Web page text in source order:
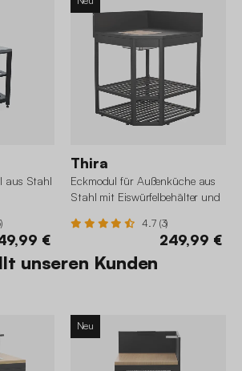
aus Stahl
€
Thira
Eckmodul für Außenküche aus
Stahl mit Eiswürfelbehälter und
4.7 (3)
249,99 €
unseren Kunden
Neu